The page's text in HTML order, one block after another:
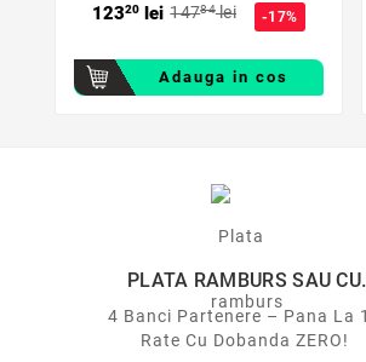
12320 lei 14784lei -17%
Adauga in cos
PLATA RAMBURS SAU CU
CARDUL
4 Banci Partenere – Pana La
Rate Cu Dobanda ZERO!